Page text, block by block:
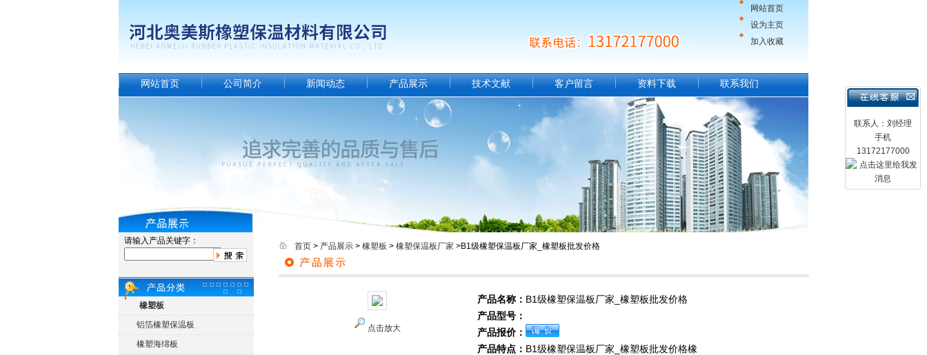
网站首页
设为主页
加入收藏
联系人：刘经理
手机
13172177000
网站首页 公司简介 新闻动态 产品展示 技术文献 客户留言 资料下载 联系我们
请输入产品关键字：
橡塑板
铝箔橡塑保温板
橡塑海绵板
首页 > 产品展示 > 橡塑板 > 橡塑保温板厂家 >B1级橡塑保温板厂家_橡塑板批发价格
点击放大
产品名称： B1级橡塑保温板厂家_橡塑板批发价格
产品型号：
产品报价：
产品特点： B1级橡塑保温板厂家_橡塑板批发价格橡